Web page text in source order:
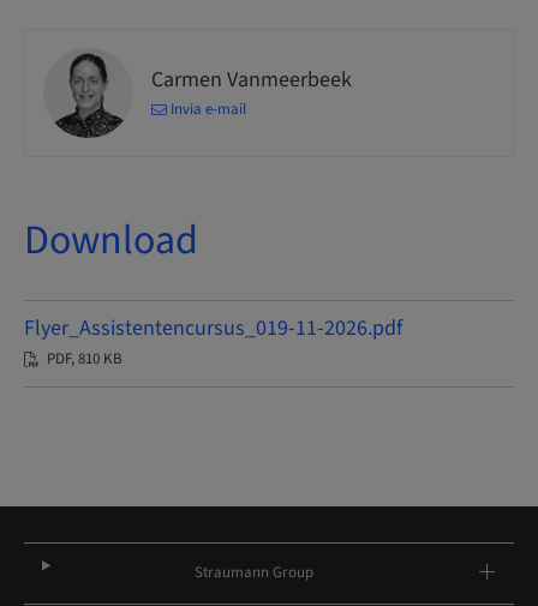
Carmen Vanmeerbeek
Invia e-mail
Download
Flyer_Assistentencursus_019-11-2026.pdf
PDF, 810 KB
Straumann Group